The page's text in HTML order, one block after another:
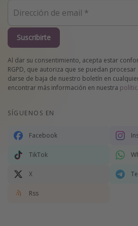
Suscribirte
Al dar su consentimiento, acepta estar
RGPD, que autoriza que se puedan procesar
darse de baja de nuestro boletín en
encontrar más información en nuestra
SÍGUENOS EN
Facebook
TikTok
X
Rss